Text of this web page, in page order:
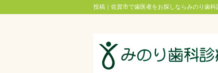
投稿｜佐賀市で歯医者をお探しならみのり歯科